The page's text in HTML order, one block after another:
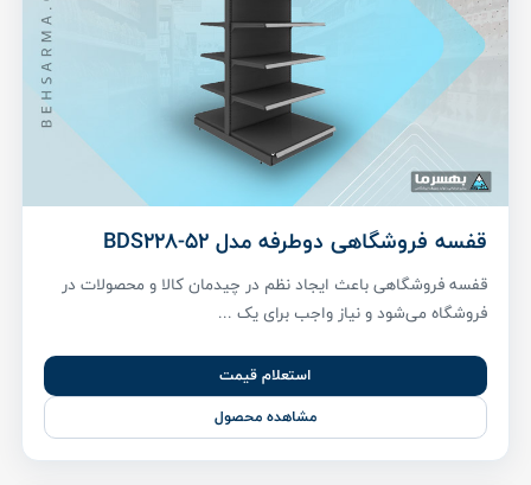
قفسه فروشگاهی دوطرفه مدل BDS228-52
قفسه فروشگاهی باعث ایجاد نظم در چیدمان کالا و محصولات در
فروشگاه می‌شود و نیاز واجب برای یک ...
استعلام قیمت
مشاهده محصول